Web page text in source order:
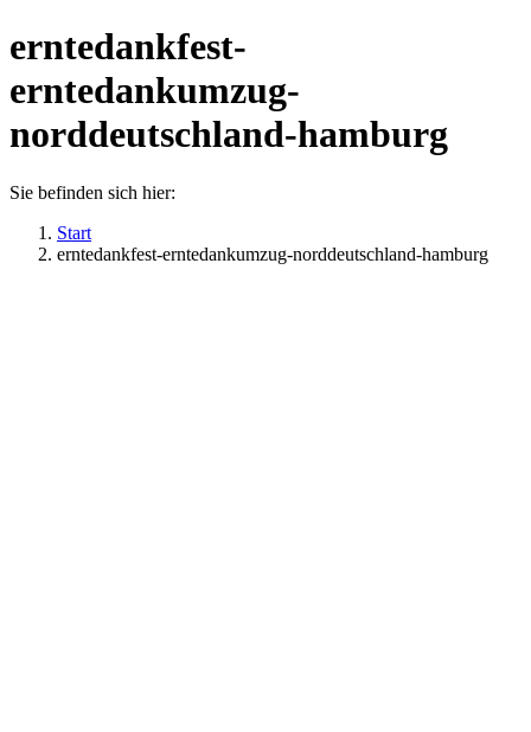
erntedankfest-
erntedankumzug-
norddeutschland-hamburg
Sie befinden sich hier:
Start
erntedankfest-erntedankumzug-norddeutschland-hamburg